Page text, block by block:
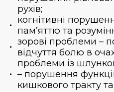
рухів;
когнітивні
пам’яттю та
зорові проблеми –
відчуття болю в
проблеми із
– порушення
кишкового тракту